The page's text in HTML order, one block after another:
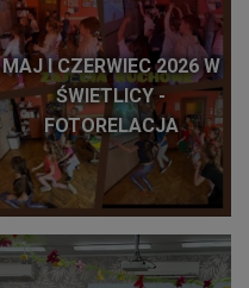
MAJ I CZERWIEC 2026 W
ŚWIETLICY -
FOTORELACJA